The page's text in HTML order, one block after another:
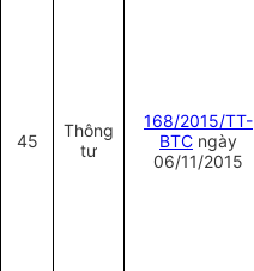
45
Thông
tư
168/2015/TT-
BTC ngày
06/11/2015